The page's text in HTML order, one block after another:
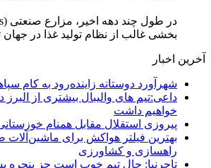
بخشی غالب از نظام تولید غذا در
آخرین اخبار
شهرآورد دوستانه زاینده‌رود به کام
داعی:تیم های والیبال بیشتری از
خواهیم داشت
پیروزی استقلال مقابل همنام
بهترین فیلتر هواکش برای ماشین‌آلات
راهسازی و کشاورزی
تاجرنیا: حال تیم خوب است جز پنجره